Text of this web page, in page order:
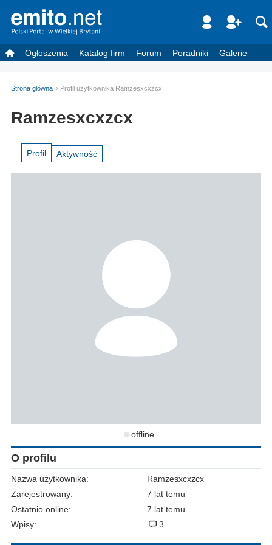
Ogłoszenia Katalog firm Forum Poradniki Galerie
Strona główna Profil użytkownika Ramzesxcxzcx
Ramzesxcxzcx
Profil Aktywność
offline
O profilu
Nazwa użytkownika:
Ramzesxcxzcx
Zarejestrowany:
7 lat temu
Ostatnio online:
7 lat temu
Wpisy:
3